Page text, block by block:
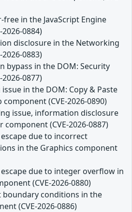
in the JavaScript Engine
0884)
disclosure in the Networking
0883)
bypass in the DOM: Security
0877)
in the DOM: Copy & Paste
(CVE-2026-0890)
issue, information disclosure
component (CVE-2026-0887)
due to incorrect
in the Graphics component
due to integer overflow in
(CVE-2026-0880)
conditions in the
(CVE-2026-0886)